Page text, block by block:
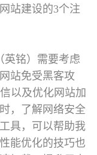
站建设的3个注
英铭）需要考虑
站免受黑客攻
以及优化网站加
，了解网络安全
具，可以帮助我
能优化的技巧也